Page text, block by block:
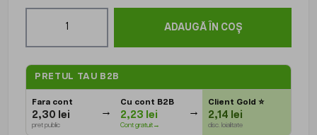
ADAUGĂ ÎN COȘ
PRETUL TAU B2B
Fara cont
2,30 lei
pret public
Cu cont B2B
2,23 lei
Cont gratuit→
Client Gold⭐
2,14 lei
disc. loialitate